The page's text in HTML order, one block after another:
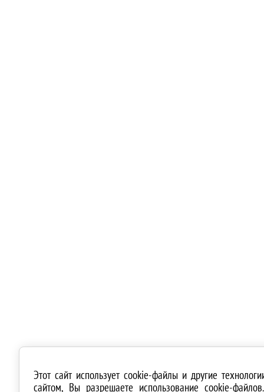
Этот сайт использует cookie-файлы и другие
сайтом, Вы разрешаете использование cookie-